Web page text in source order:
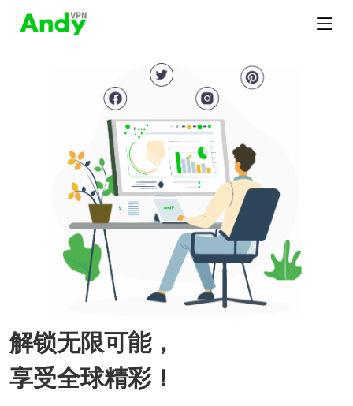
解锁无限可能，
享受全球精彩！